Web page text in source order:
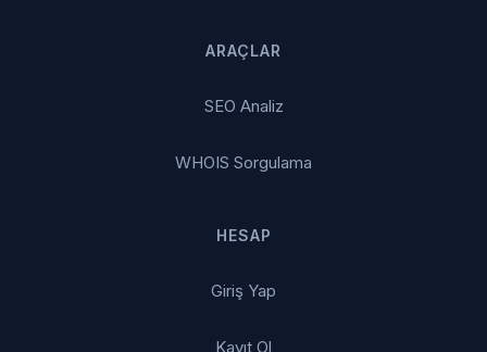
ARAÇLAR
SEO Analiz
WHOIS Sorgulama
HESAP
Giriş Yap
Kayıt Ol